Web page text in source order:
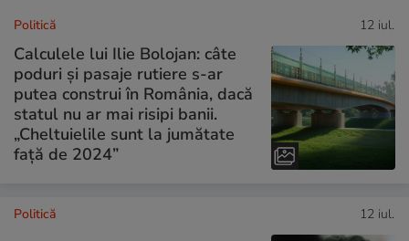
Politică 12 iul.
Calculele lui Ilie Bolojan: câte
poduri și pasaje rutiere s-ar
putea construi în România, dacă
statul nu ar mai risipi banii.
„Cheltuielile sunt la jumătate
faţă de 2024”
Politică 12 iul.